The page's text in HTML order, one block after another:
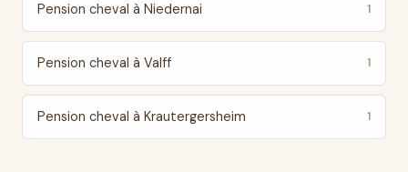
Pension cheval à Niedernai 1
Pension cheval à Valff 1
Pension cheval à Krautergersheim 1